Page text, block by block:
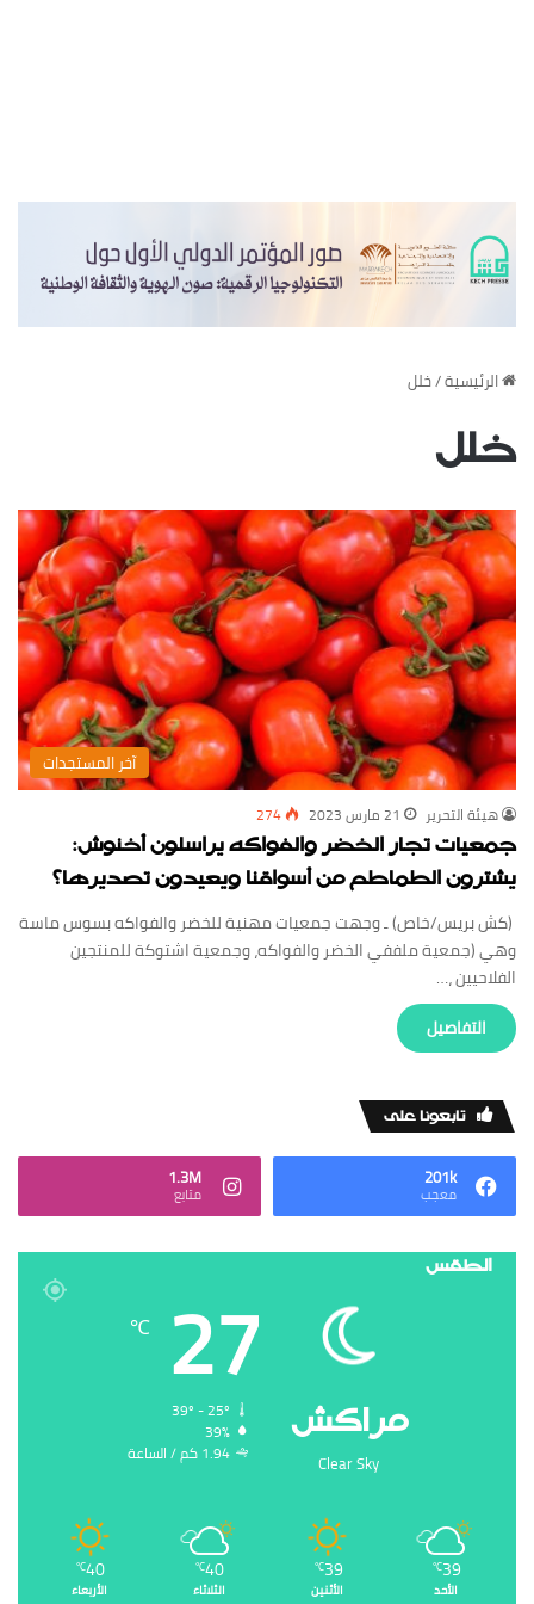
‏الرئيسية/خلل
خلل
‏آخر المستجدات
‏هيئة ‏التحرير 21 مارس 2023 274
جمعيات تجار الخضر والفواكه يراسلون أخنوش:
يشترون الطماطم من أسواقنا ويعيدون تصديرها؟
(كش بريس/خاص) ـ وجهت جمعيات مهنية للخضر والفواكه بسوس ماسة
وهي (جمعية ملففي الخضر والفواكه، وجمعية اشتوكة للمنتجين
الفلاحيين ،…
‏التفاصيل
‏تابعونا على
201k
‏معجب
1.3M
‏متابع
الطقس
‏مراكش
Clear Sky
27
℃
39%
1.94 ‏كم / الساعة
39
℃
الأحد
39
℃
الأثنين
40
℃
الثلاثاء
40
℃
الأربعاء